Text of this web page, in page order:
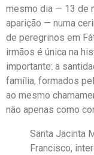
mesmo dia — 13 de
aparição — numa
de peregrinos em
irmãos é única na
importante: a
família, formados
ao mesmo
não apenas como
Santa Jacinta
Francisco,